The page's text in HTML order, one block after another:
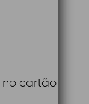
no cartão